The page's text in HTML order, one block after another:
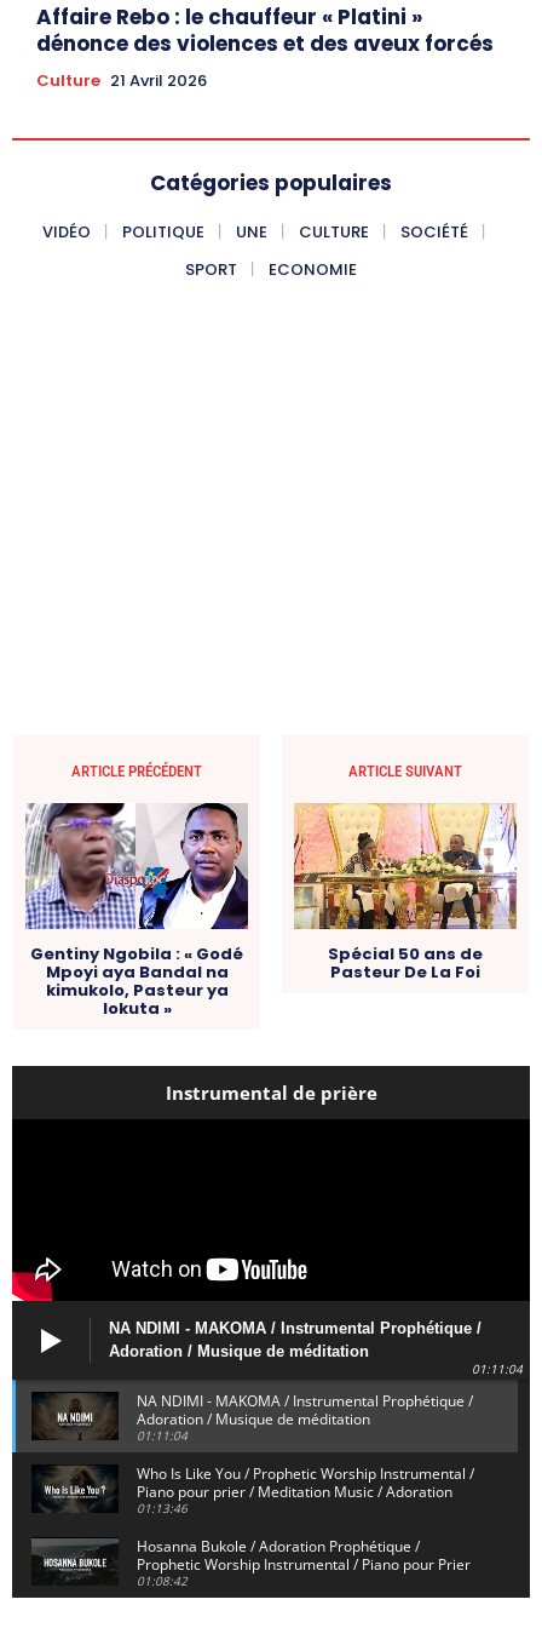
Affaire Rebo : le chauffeur « Platini »
dénonce des violences et des aveux forcés
Culture 21 Avril 2026
Catégories populaires
VIDÉO POLITIQUE UNE CULTURE
SOCIÉTÉ
SPORT
ECONOMIE
ARTICLE PRÉCÉDENT
Gentiny Ngobila : « Godé
Mpoyi aya Bandal na
kimukolo, Pasteur ya
lokuta »
ARTICLE SUIVANT
Spécial 50 ans de
Pasteur De La Foi
Instrumental de prière
NA NDIMI - MAKOMA / Instrumental Prophétique /
Adoration / Musique de méditation
01:11:04
NA NDIMI - MAKOMA / Instrumental Prophétique /
Adoration / Musique de méditation
01:11:04
Who Is Like You / Prophetic Worship Instrumental /
Piano pour prier / Meditation Music / Adoration
01:13:46
Hosanna Bukole / Adoration Prophétique /
Prophetic Worship Instrumental / Piano pour Prier
01:08:42